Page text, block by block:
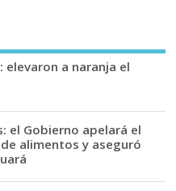
elevaron a naranja el
el Gobierno apelará el
alimentos y aseguró